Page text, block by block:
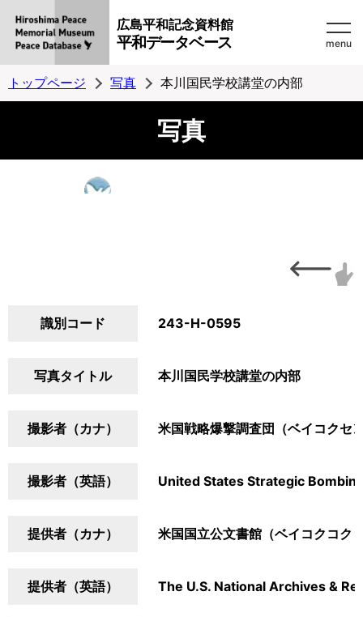
広島平和記念資料館
平和データベース menu
トップページ 写真 本川国民学校講堂の内部
写真
識別コード 243-H-0595
写真タイトル 本川国民学校講堂の内部
撮影者（カナ） 米国戦略爆撃調査団（ベイコクセ
撮影者（英語） United States Strategic
提供者（カナ） 米国国立公文書館（ベイコクコク
提供者（英語） The U.S. National Archives &